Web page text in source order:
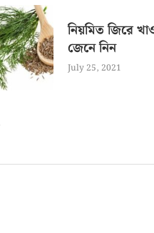
নিয়মিত জিরে
জেনে নিন
July 25, 2021